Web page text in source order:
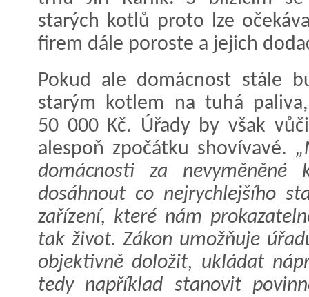
starých kotlů proto lze
firem dále poroste a jejich
Pokud ale domácnost stále
starým kotlem na tuhá
50 000 Kč. Úřady by však
alespoň zpočátku shovívavé.
domácnosti za nevyměněné
dosáhnout co nejrychlejšího
zařízení, které nám
tak život. Zákon umožňuje
objektivně doložit, ukládat
tedy například stanovit